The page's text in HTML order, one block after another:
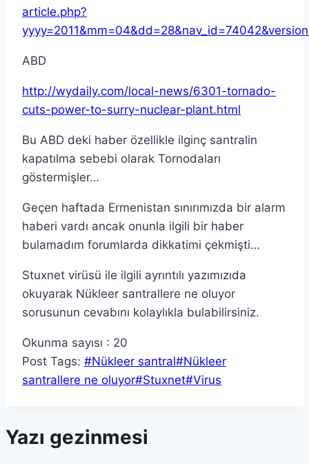
article.php?
ABD
http://wydaily.com/local-news/6301-tornado-
cuts-power-to-surry-nuclear-plant.html
Bu ABD deki haber özellikle ilginç santralin
kapatılma sebebi olarak Tornodaları
göstermişler…
Geçen haftada Ermenistan sınırımızda bir alarm
haberi vardı ancak onunla ilgili bir haber
bulamadım forumlarda dikkatimi çekmişti…
Stuxnet virüsü ile ilgili ayrıntılı yazımızıda
okuyarak Nükleer santrallere ne oluyor
sorusunun cevabını kolaylıkla bulabilirsiniz.
Okunma sayısı : 20
Post Tags: #Nükleer santral#Nükleer
santrallere ne oluyor#Stuxnet#Virus
Yazı gezinmesi